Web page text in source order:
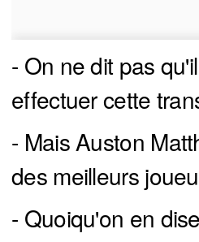
- On ne dit pas
effectuer cette
- Mais Auston
des meilleurs
- Quoiqu'on en